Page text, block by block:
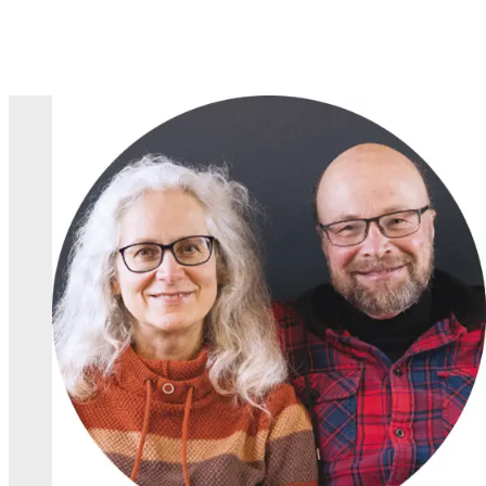
Die HOPE Kirche ist eine moderne Kirche, in der jeder